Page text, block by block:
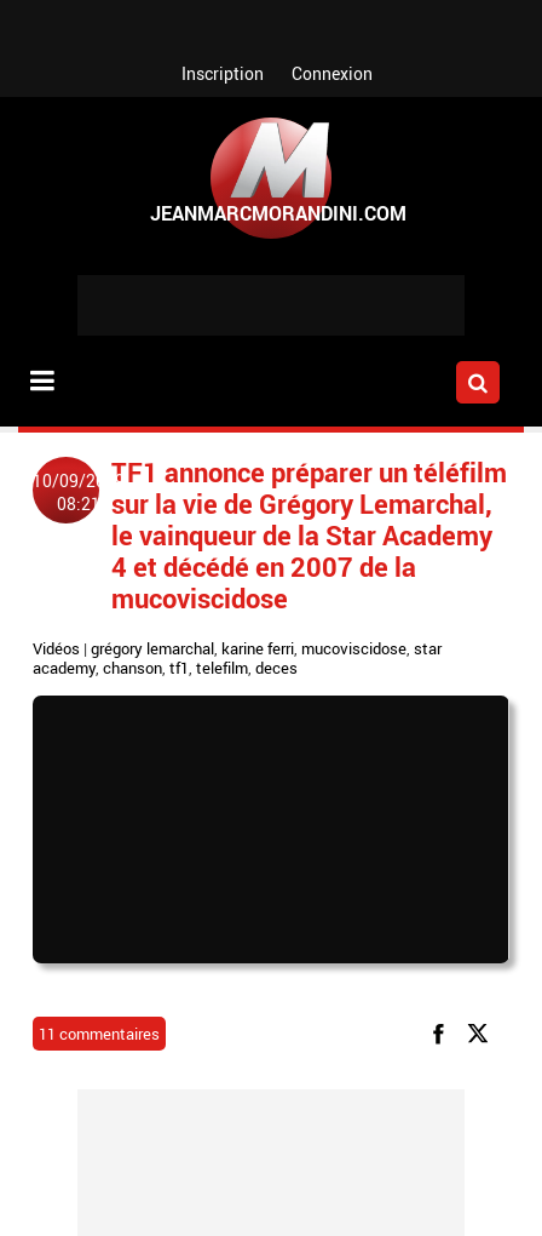
Inscription Connexion
10/09/2019
08:21
TF1 annonce préparer un téléfilm
sur la vie de Grégory Lemarchal,
le vainqueur de la Star Academy
4 et décédé en 2007 de la
mucoviscidose
Vidéos |grégory lemarchal, karine ferri,mucoviscidose,star
academy,chanson,tf1,telefilm,deces
11 commentaires